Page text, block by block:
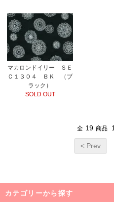
マカロンドイリー ＳＥ
Ｃ１３０４ ＢＫ （ブ
ラック）
SOLD OUT
全 19 商品 1
< Prev
カテゴリーから探す